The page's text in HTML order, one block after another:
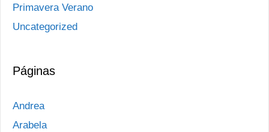
Primavera Verano
Uncategorized
Páginas
Andrea
Arabela